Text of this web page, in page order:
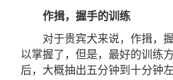
作揖，握手的训练
对于贵宾犬来说，作揖，
以掌握了，但是，最好的训练
后，大概抽出五分钟到十分钟